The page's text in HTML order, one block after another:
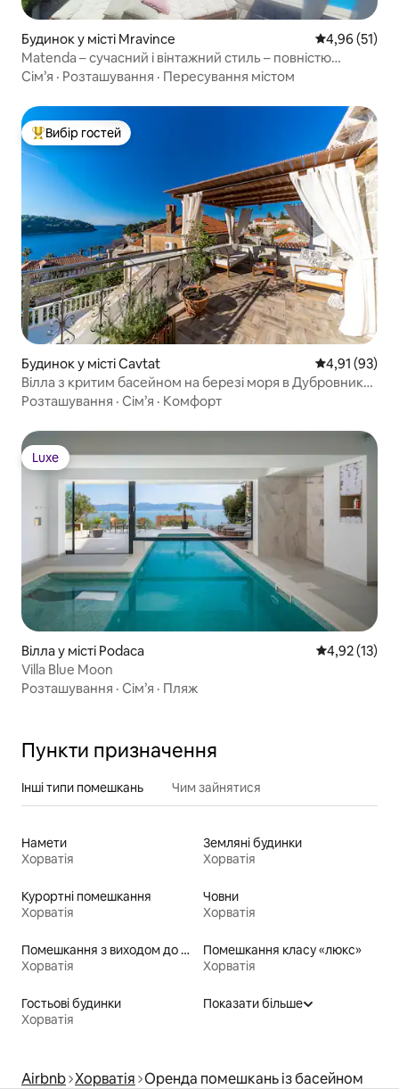
Будинок у місті Mravince Середня
4,96 (51)
Matenda – сучасний і вінтажний стиль – повністю
приватний басейн
Сім’я · Розташування · Пересування містом
Топ вибір гостей
Вибір гостей
Будинок у місті Cavtat Середня
4,91 (93)
Вілла з критим басейном на березі моря в Дубровник-
Цавтат
Розташування · Сім’я · Комфорт
Luxe
Luxe
Вілла у місті Podaca Середня
4,92 (13)
Villa Blue Moon
Розташування · Сім’я · Пляж
Пункти призначення
Інші типи помешкань Чим зайнятися
Намети
Хорватія
Земляні будинки
Хорватія
Курортні помешкання
Хорватія
Човни
Хорватія
Помешкання з виходом до пляжу
Хорватія
Помешкання класу «люкс»
Хорватія
Гостьові будинки
Хорватія
Показати більше
Airbnb Хорватія Оренда помешкань із басейном